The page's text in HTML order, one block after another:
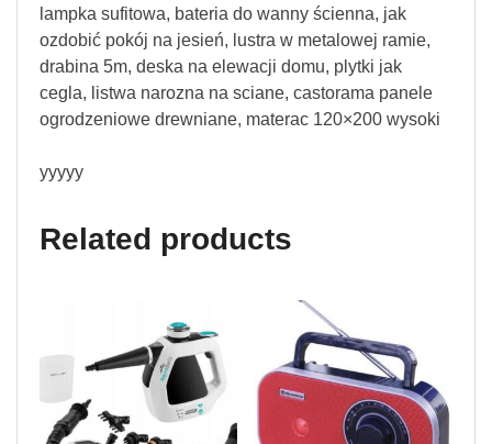
lampka sufitowa, bateria do wanny ścienna, jak
ozdobić pokój na jesień, lustra w metalowej ramie,
drabina 5m, deska na elewacji domu, plytki jak
cegla, listwa narozna na sciane, castorama panele
ogrodzeniowe drewniane, materac 120×200 wysoki
yyyyy
Related products